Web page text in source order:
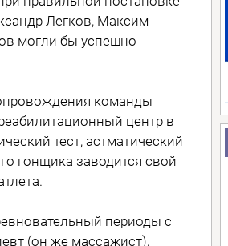
Легков, Максим
могли бы успешно
команды
центр в
тест, астматический
гонщика заводится свой
периоды с
(он же массажист),